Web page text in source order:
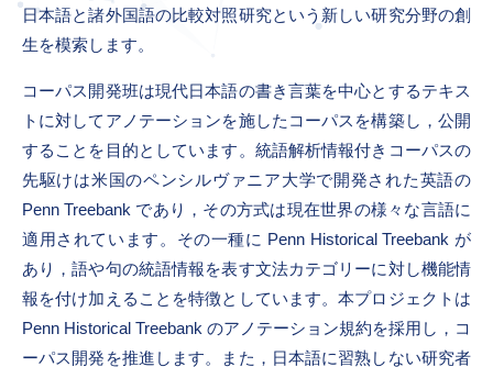
日本語と諸外国語の比較対照研究という新しい研究分野の創
生を模索します。
コーパス開発班は現代日本語の書き言葉を中心とするテキス
トに対してアノテーションを施したコーパスを構築し，公開
することを目的としています。統語解析情報付きコーパスの
先駆けは米国のペンシルヴァニア大学で開発された英語の
Penn Treebank であり，その方式は現在世界の様々な言語に
適用されています。その一種に Penn Historical Treebank が
あり，語や句の統語情報を表す文法カテゴリーに対し機能情
報を付け加えることを特徴としています。本プロジェクトは
Penn Historical Treebank のアノテーション規約を採用し，コ
ーパス開発を推進します。また，日本語に習熟しない研究者